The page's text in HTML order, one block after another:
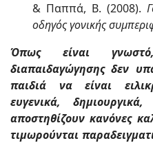
& Παππά, Β. (2008).
οδηγός γονικής
Όπως είναι
διαπαιδαγώγησης δεν
παιδιά να είναι
ευγενικά,
αποστηθίζουν κανόνες
τιμωρούνται